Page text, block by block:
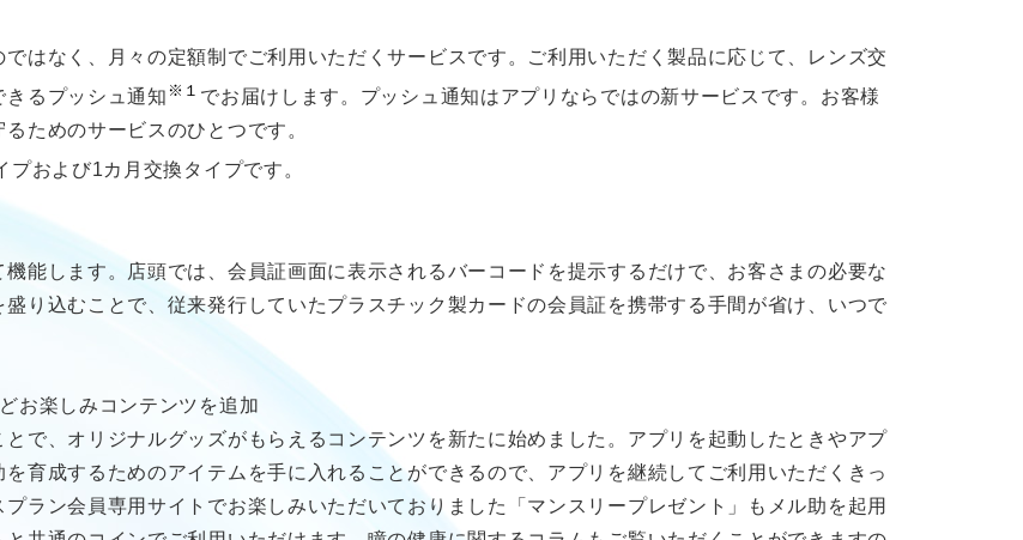
はなく、月々の定額制でご利用いただくサービスです。ご利用いただく製品に応じて、レンズ交
るプッシュ通知 ※１ でお届けします。プッシュ通知はアプリならではの新サービスです。お客様
ためのサービスのひとつです。
および1カ月交換タイプです。
能します。店頭では、会員証画面に表示されるバーコードを提示するだけで、お客さまの必要な
り込むことで、従来発行していたプラスチック製カードの会員証を携帯する手間が省け、いつで
お楽しみコンテンツを追加
で、オリジナルグッズがもらえるコンテンツを新たに始めました。アプリを起動したときやアプ
育成するためのアイテムを手に入れることができるので、アプリを継続してご利用いただくきっ
ラン会員専用サイトでお楽しみいただいておりました「マンスリープレゼント」もメル助を起用